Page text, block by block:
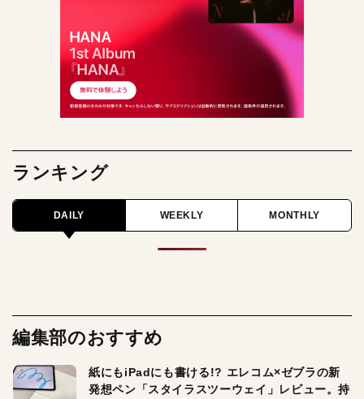
ランキング
DAILY WEEKLY MONTHLY
編集部のおすすめ
紙にもiPadにも書ける!? エレコム×ゼブラの新
発想ペン「スタイラスツーウェイ」レビュー。持